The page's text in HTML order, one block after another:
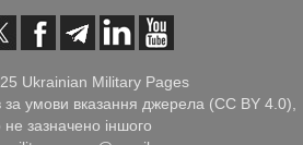
Ukrainian Military Pages
за умови вказання джерела (CC BY 4.0),
зазначено іншого